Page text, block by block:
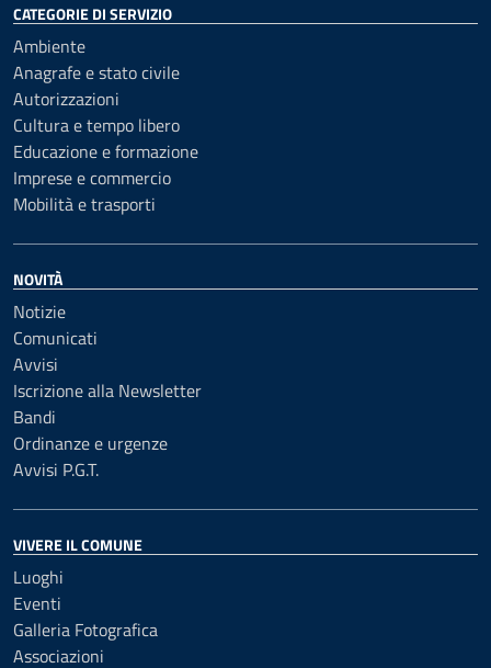
CATEGORIE DI SERVIZIO
Ambiente
Anagrafe e stato civile
Autorizzazioni
Cultura e tempo libero
Educazione e formazione
Imprese e commercio
Mobilità e trasporti
NOVITÀ
Notizie
Comunicati
Avvisi
Iscrizione alla Newsletter
Bandi
Ordinanze e urgenze
Avvisi P.G.T.
VIVERE IL COMUNE
Luoghi
Eventi
Galleria Fotografica
Associazioni